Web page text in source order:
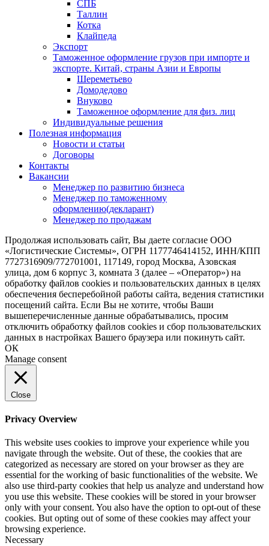
СПБ
Таллин
Котка
Клайпеда
Экспорт
Таможенное оформление грузов при импорте и
экспорте. Китай, страны Азии и Европы
Шереметьево
Домодедово
Внуково
Таможенное оформление для физ. лиц
Индивидуальные решения
Полезная информация
Новости и статьи
Договоры
Контакты
Вакансии
Менеджер по развитию бизнеса
Менеджер по таможенному
оформлению(декларант)
Менеджер по продажам
Продолжая использовать сайт, Вы даете согласие ООО
«Логистические Системы», ОГРН 1177746414152, ИНН/КПП
7727316909/772701001, 117149, город Москва, Азовская
улица, дом 6 корпус 3, комната 3 (далее – «Оператор») на
обработку файлов cookies и пользовательских данных в целях
обеспечения бесперебойной работы сайта, ведения статистики
посещений сайта. Если Вы не хотите, чтобы Ваши
вышеперечисленные данные обрабатывались, просим
отключить обработку файлов cookies и сбор пользовательских
данных в настройках Вашего браузера или покинуть сайт.
ОК
Manage consent
Close
Privacy Overview
This website uses cookies to improve your experience while you
navigate through the website. Out of these, the cookies that are
categorized as necessary are stored on your browser as they are
essential for the working of basic functionalities of the website. We
also use third-party cookies that help us analyze and understand how
you use this website. These cookies will be stored in your browser
only with your consent. You also have the option to opt-out of these
cookies. But opting out of some of these cookies may affect your
browsing experience.
Necessary